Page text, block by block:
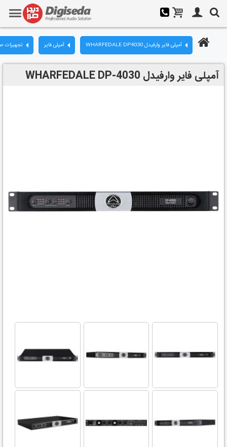
تجهیزات آمپلی فایر آمپلی فایر وارفیدل WHARFEDALE DP4030
آمپلی فایر وارفیدل WHARFEDALE DP-4030